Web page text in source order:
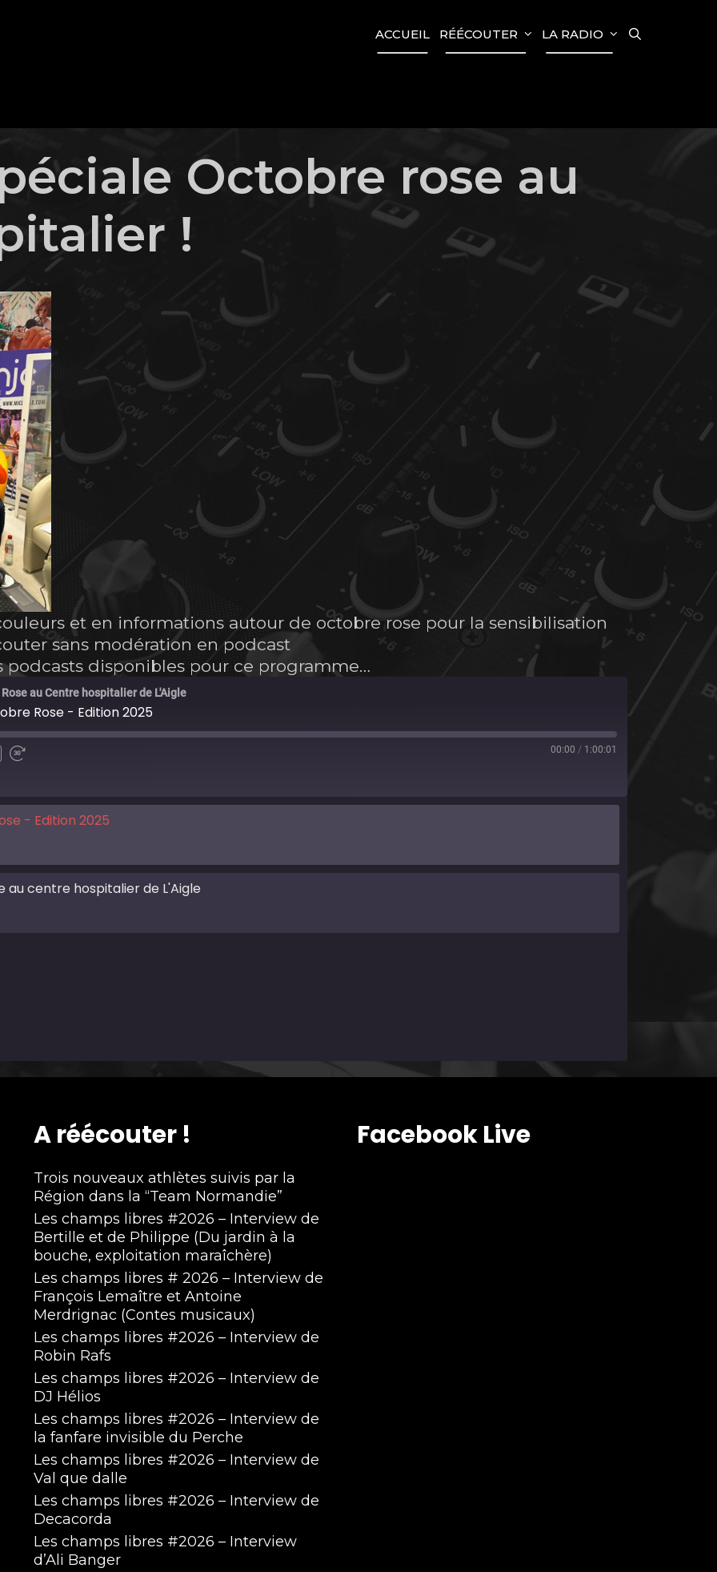
ACCUEIL RÉÉCOUTER LA RADIO
Octobre rose au
!
et en informations autour de octobre rose pour la sensibilisation
sans modération en podcast
podcasts disponibles pour ce programme…
au Centre hospitalier de L'Aigle
Rose - Edition 2025
00:00 / 1:00:01
- Edition 2025
au centre hospitalier de L'Aigle
A réécouter !
Trois nouveaux athlètes suivis par la
Région dans la “Team Normandie”
Les champs libres #2026 – Interview de
Bertille et de Philippe (Du jardin à la
bouche, exploitation maraîchère)
Les champs libres # 2026 – Interview de
François Lemaître et Antoine
Merdrignac (Contes musicaux)
Les champs libres #2026 – Interview de
Robin Rafs
Les champs libres #2026 – Interview de
DJ Hélios
Les champs libres #2026 – Interview de
la fanfare invisible du Perche
Les champs libres #2026 – Interview de
Val que dalle
Les champs libres #2026 – Interview de
Decacorda
Les champs libres #2026 – Interview
d’Ali Banger
Facebook Live